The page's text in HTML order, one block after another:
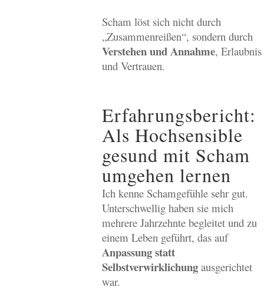
Scham löst sich nicht durch
„Zusammenreißen“, sondern durch
Verstehen und Annahme, Erlaubnis
und Vertrauen.
Erfahrungsbericht:
Als Hochsensible
gesund mit Scham
umgehen lernen
Ich kenne Schamgefühle sehr gut.
Unterschwellig haben sie mich
mehrere Jahrzehnte begleitet und zu
einem Leben geführt, das auf
Anpassung statt
Selbstverwirklichungausgerichtet
war.